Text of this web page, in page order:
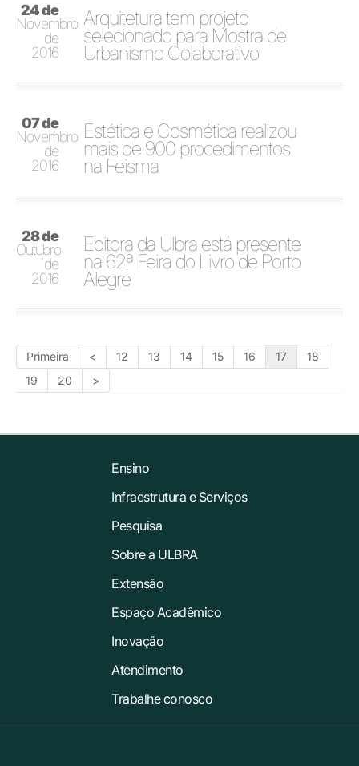
24 de
Novembro
de
2016
Arquitetura tem projeto
selecionado para Mostra de
Urbanismo Colaborativo
07 de
Novembro
de
2016
Estética e Cosmética realizou
mais de 900 procedimentos
na Feisma
28 de
Outubro
de
2016
Editora da Ulbra está presente
na 62ª Feira do Livro de Porto
Alegre
Primeira < 12 13 14 15 16 17
18
19
20 >
Ensino
Infraestrutura e Serviços
Pesquisa
Sobre a ULBRA
Extensão
Espaço Acadêmico
Inovação
Atendimento
Trabalhe conosco